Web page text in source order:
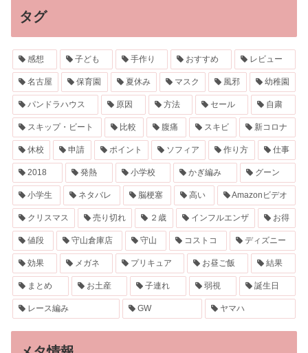
タグ
感想 子ども 手作り おすすめ レビュー
名古屋 保育園 夏休み マスク 風邪 幼稚園
パンドラハウス 原因 方法 セール 自粛
スキップ・ビート 比較 腹痛 スキビ 新コロナ
休校 申請 ポイント ソフィア 作り方 仕事
2018 発熱 小学校 かぎ編み グーン
小学生 ネタバレ 脳梗塞 高い Amazonビデオ
クリスマス 売り切れ ２歳 インフルエンザ お得
値段 守山倉庫店 守山 コストコ ディズニー
効果 メガネ プリキュア お昼ご飯 結果
まとめ お土産 子連れ 弱視 誕生日
レース編み GW ヤマハ